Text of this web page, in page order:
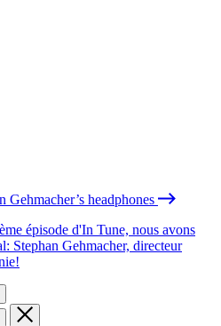
Gehmacher’s headphones
épisode d'In Tune, nous avons
Stephan Gehmacher, directeur